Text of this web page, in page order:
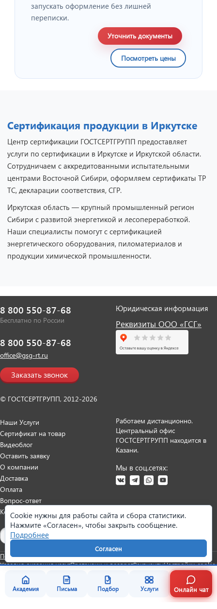
Академия Письма Подбор Услуги Онлайн чат
запускать оформление без лишней
переписки.
Уточнить документы
Посмотреть цены
Сертификация продукции в Иркутске
Центр сертификации ГОСТСЕРТГРУПП предоставляет
услуги по сертификации в Иркутске и Иркутской области.
Сотрудничаем с аккредитованными испытательными
центрами Восточной Сибири, оформляем сертификаты ТР
ТС, декларации соответствия, СГР.
Иркутская область — крупный промышленный регион
Сибири с развитой энергетикой и лесопереработкой.
Наши специалисты помогут с сертификацией
энергетического оборудования, пиломатериалов и
продукции химической промышленности.
8 800 550-87-68
Бесплатно по России
8 800 550-87-68
office@gsg-rt.ru
Заказать звонок
© ГОСТСЕРТГРУПП, 2012-2026
Юридическая информация
Реквизиты ООО «ГСГ»
Наши Услуги
Сертификат на товар
Видеоблог
Оставить заявку
О компании
Доставка
Оплата
Вопрос-ответ
Контакты
Работаем дистанционно.
Центральный офис
ГОСТСЕРТГРУПП находится в
Казани.
Мы в соц.сетях:
Политика персональных данныхСогласие на обработку данных
Условия оказания услугПретензии и возвратРеквизитыНастройки cookie
Cookie нужны для работы сайта и сбора статистики.
Нажмите «Согласен», чтобы закрыть сообщение.
Подробнее
Согласен